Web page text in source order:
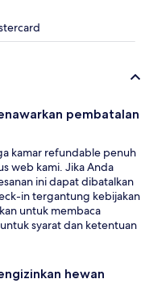
pembatalan
kamar refundable penuh
web kami. Jika Anda
ini dapat dibatalkan
in tergantung kebijakan
untuk membaca
syarat dan ketentuan
hewan